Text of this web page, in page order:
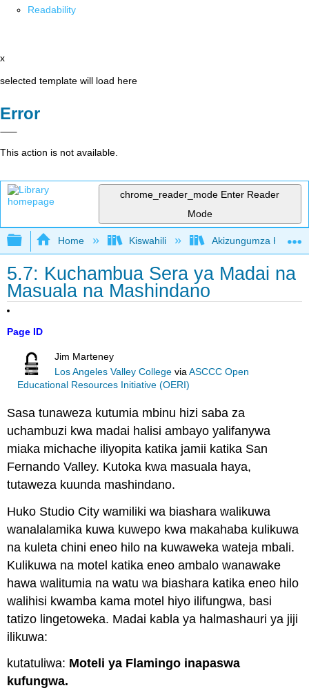
Readability
x
selected template will load here
Error
This action is not available.
chrome_reader_mode Enter Reader
Mode
Expand/collapse global hierarchy
Home Kiswahili Akizungumza
5.7: Kuchambua Sera ya Madai na
Masuala na Mashindano
Page ID
Jim Marteney
Los Angeles Valley College viaASCCC Open
Educational Resources Initiative (OERI)
Sasa tunaweza kutumia mbinu hizi saba za
uchambuzi kwa madai halisi ambayo yalifanywa
miaka michache iliyopita katika jamii katika San
Fernando Valley. Kutoka kwa masuala haya,
tutaweza kuunda mashindano.
Huko Studio City wamiliki wa biashara walikuwa
wanalalamika kuwa kuwepo kwa makahaba kulikuwa
na kuleta chini eneo hilo na kuwaweka wateja mbali.
Kulikuwa na motel katika eneo ambalo wanawake
hawa walitumia na watu wa biashara katika eneo hilo
walihisi kwamba kama motel hiyo ilifungwa, basi
tatizo lingetoweka. Madai kabla ya halmashauri ya jiji
ilikuwa:
kutatuliwa: Moteli ya Flamingo inapaswa
kufungwa.